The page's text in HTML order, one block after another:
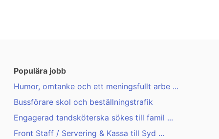
Populära jobb
Humor, omtanke och ett meningsfullt arbe ...
Bussförare skol och beställningstrafik
Engagerad tandsköterska sökes till famil ...
Front Staff / Servering & Kassa till Syd ...